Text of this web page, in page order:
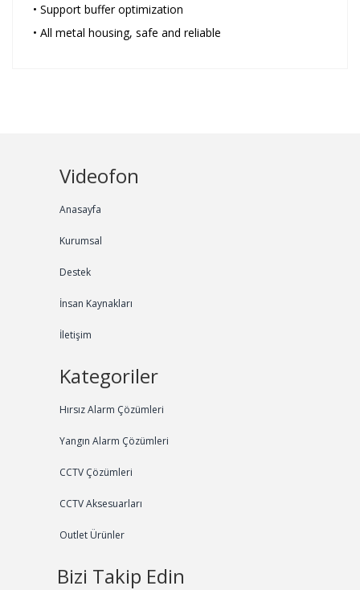
• Support buffer optimization
• All metal housing, safe and reliable
Videofon
Anasayfa
Kurumsal
Destek
İnsan Kaynakları
İletişim
Kategoriler
Hırsız Alarm Çözümleri
Yangın Alarm Çözümleri
CCTV Çözümleri
CCTV Aksesuarları
Outlet Ürünler
Bizi Takip Edin